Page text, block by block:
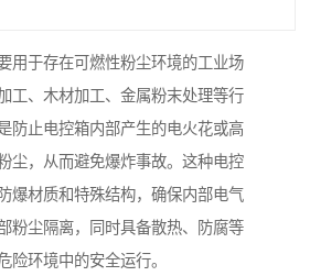
用于存在可燃性粉尘环境的工业场
工、木材加工、金属粉末处理等行
防止电控箱内部产生的电火花或高
尘，从而避免爆炸事故。这种电控
爆材质和特殊结构，确保内部电气
粉尘隔离，同时具备散热、防腐等
险环境中的安全运行。